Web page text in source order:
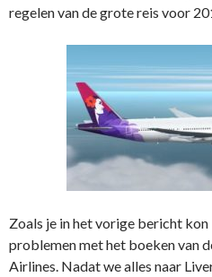
regelen van de grote reis voor
Zoals je in het vorige bericht kon
problemen met het boeken van
Airlines. Nadat we alles naar